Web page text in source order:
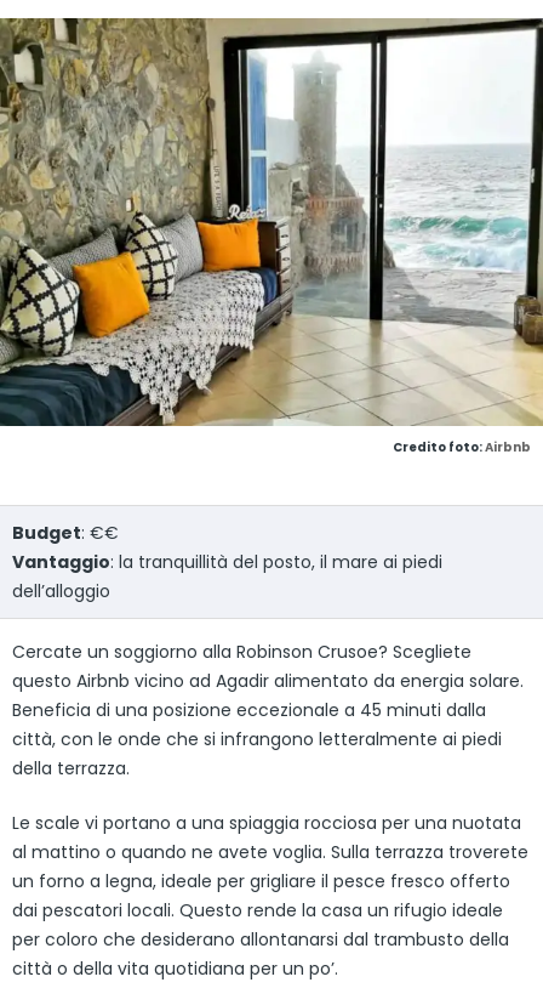
Credito foto:Airbnb
Budget: €€
Vantaggio: la tranquillità del posto, il mare ai piedi
dell’alloggio
Cercate un soggiorno alla Robinson Crusoe? Scegliete
questo Airbnb vicino ad Agadir alimentato da energia solare.
Beneficia di una posizione eccezionale a 45 minuti dalla
città, con le onde che si infrangono letteralmente ai piedi
della terrazza.
Le scale vi portano a una spiaggia rocciosa per una nuotata
al mattino o quando ne avete voglia. Sulla terrazza troverete
un forno a legna, ideale per grigliare il pesce fresco offerto
dai pescatori locali. Questo rende la casa un rifugio ideale
per coloro che desiderano allontanarsi dal trambusto della
città o della vita quotidiana per un po’.